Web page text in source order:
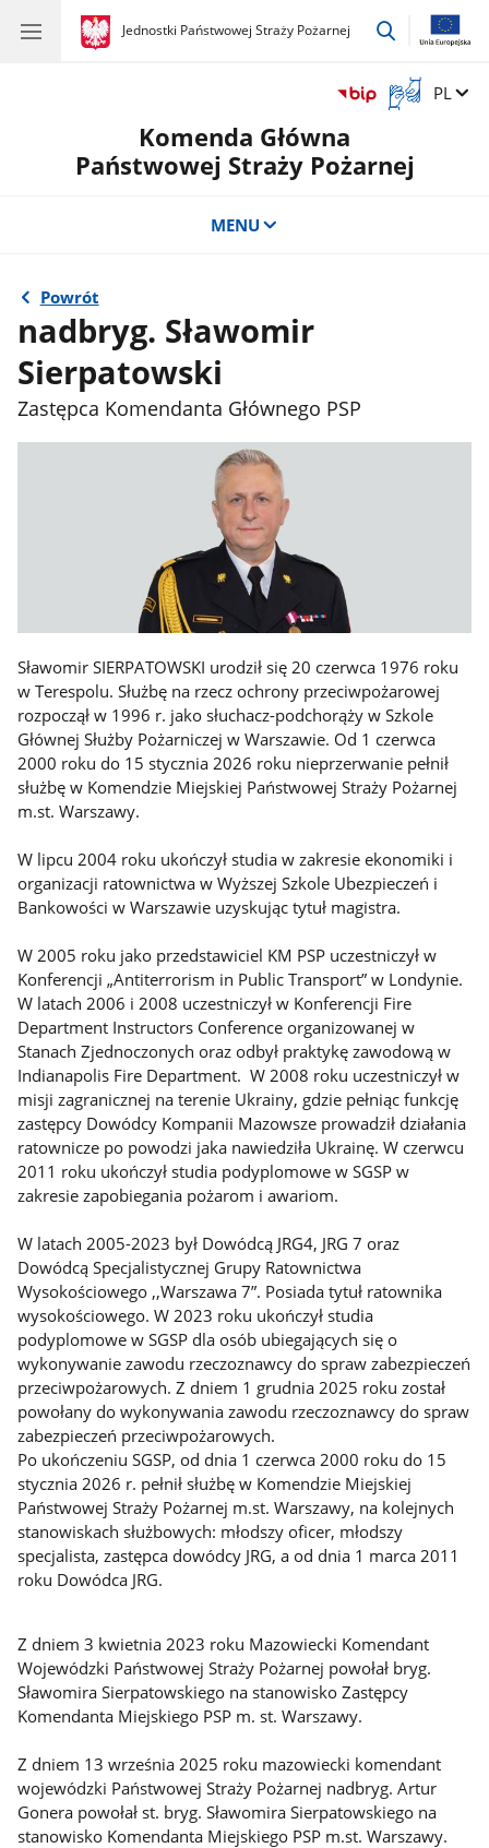
gov.pl
Jednostki Państwowej Straży Pożarnej
gov.pl
Jednostki
przejdź
Otwórz
okno
tłumaczem
języka
Zmień
PL
Komenda Główna
Państwowej Straży Pożarnej
MENU
Powrót
nadbryg. Sławomir
Sierpatowski
Zastępca Komendanta Głównego PSP
Sławomir SIERPATOWSKI urodził się 20 czerwca 1976 roku
w Terespolu. Służbę na rzecz ochrony przeciwpożarowej
rozpoczął w 1996 r. jako słuchacz-podchorąży w Szkole
Głównej Służby Pożarniczej w Warszawie. Od 1 czerwca
2000 roku do 15 stycznia 2026 roku nieprzerwanie pełnił
służbę w Komendzie Miejskiej Państwowej Straży Pożarnej
m.st. Warszawy.
W lipcu 2004 roku ukończył studia w zakresie ekonomiki i
organizacji ratownictwa w Wyższej Szkole Ubezpieczeń i
Bankowości w Warszawie uzyskując tytuł magistra.
W 2005 roku jako przedstawiciel KM PSP uczestniczył w
Konferencji „Antiterrorism in Public Transport” w Londynie.
W latach 2006 i 2008 uczestniczył w Konferencji Fire
Department Instructors Conference organizowanej w
Stanach Zjednoczonych oraz odbył praktykę zawodową w
Indianapolis Fire Department. W 2008 roku uczestniczył w
misji zagranicznej na terenie Ukrainy, gdzie pełniąc funkcję
zastępcy Dowódcy Kompanii Mazowsze prowadził działania
ratownicze po powodzi jaka nawiedziła Ukrainę. W czerwcu
2011 roku ukończył studia podyplomowe w SGSP w
zakresie zapobiegania pożarom i awariom.
W latach 2005-2023 był Dowódcą JRG4, JRG 7 oraz
Dowódcą Specjalistycznej Grupy Ratownictwa
Wysokościowego ,,Warszawa 7”. Posiada tytuł ratownika
wysokościowego. W 2023 roku ukończył studia
podyplomowe w SGSP dla osób ubiegających się o
wykonywanie zawodu rzeczoznawcy do spraw zabezpieczeń
przeciwpożarowych. Z dniem 1 grudnia 2025 roku został
powołany do wykonywania zawodu rzeczoznawcy do spraw
zabezpieczeń przeciwpożarowych.
Po ukończeniu SGSP, od dnia 1 czerwca 2000 roku do 15
stycznia 2026 r. pełnił służbę w Komendzie Miejskiej
Państwowej Straży Pożarnej m.st. Warszawy, na kolejnych
stanowiskach służbowych: młodszy oficer, młodszy
specjalista, zastępca dowódcy JRG, a od dnia 1 marca 2011
roku Dowódca JRG.
Z dniem 3 kwietnia 2023 roku Mazowiecki Komendant
Wojewódzki Państwowej Straży Pożarnej powołał bryg.
Sławomira Sierpatowskiego na stanowisko Zastępcy
Komendanta Miejskiego PSP m. st. Warszawy.
Z dniem 13 września 2025 roku mazowiecki komendant
wojewódzki Państwowej Straży Pożarnej nadbryg. Artur
Gonera powołał st. bryg. Sławomira Sierpatowskiego na
stanowisko Komendanta Miejskiego PSP m.st. Warszawy.